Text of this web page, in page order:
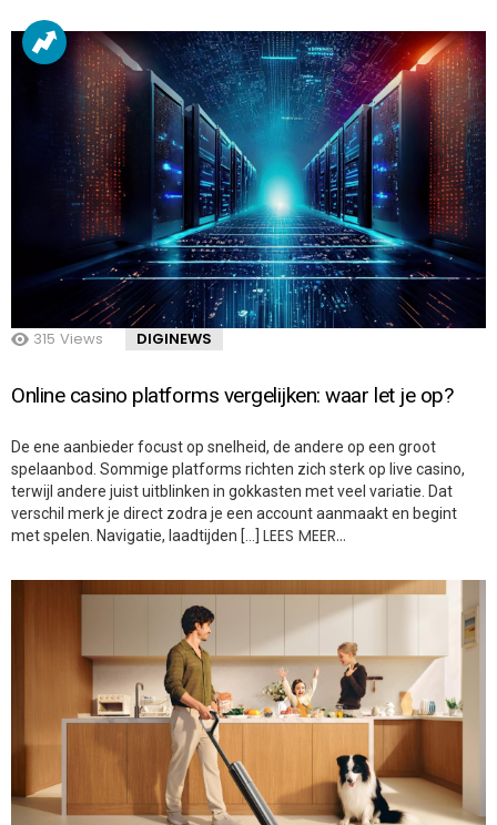
315 Views DIGINEWS
Online casino platforms vergelijken: waar let je op?
De ene aanbieder focust op snelheid, de andere op een groot
spelaanbod. Sommige platforms richten zich sterk op live casino,
terwijl andere juist uitblinken in gokkasten met veel variatie. Dat
verschil merk je direct zodra je een account aanmaakt en begint
met spelen. Navigatie, laadtijden […] LEES MEER…